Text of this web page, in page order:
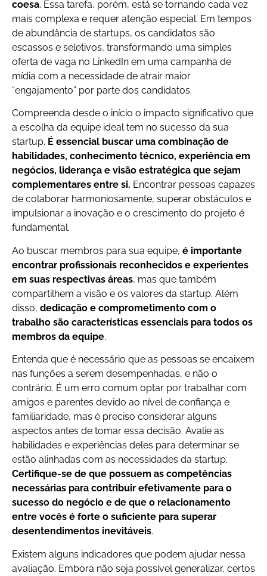
coesa. Essa tarefa, porém, está se tornando cada vez
mais complexa e requer atenção especial. Em tempos
de abundância de startups, os candidatos são
escassos e seletivos, transformando uma simples
oferta de vaga no LinkedIn em uma campanha de
mídia com a necessidade de atrair maior
“engajamento” por parte dos candidatos.
Compreenda desde o início o impacto significativo que
a escolha da equipe ideal tem no sucesso da sua
startup. É essencial buscar uma combinação de
habilidades, conhecimento técnico, experiência em
negócios, liderança e visão estratégica que sejam
complementares entre si. Encontrar pessoas capazes
de colaborar harmoniosamente, superar obstáculos e
impulsionar a inovação e o crescimento do projeto é
fundamental.
Ao buscar membros para sua equipe, é importante
encontrar profissionais reconhecidos e experientes
em suas respectivas áreas, mas que também
compartilhem a visão e os valores da startup. Além
disso, dedicação e comprometimento com o
trabalho são características essenciais para todos os
membros da equipe.
Entenda que é necessário que as pessoas se encaixem
nas funções a serem desempenhadas, e não o
contrário. É um erro comum optar por trabalhar com
amigos e parentes devido ao nível de confiança e
familiaridade, mas é preciso considerar alguns
aspectos antes de tomar essa decisão. Avalie as
habilidades e experiências deles para determinar se
estão alinhadas com as necessidades da startup.
Certifique-se de que possuem as competências
necessárias para contribuir efetivamente para o
sucesso do negócio e de que o relacionamento
entre vocês é forte o suficiente para superar
desentendimentos inevitáveis.
Existem alguns indicadores que podem ajudar nessa
avaliação. Embora não seja possível generalizar, certos